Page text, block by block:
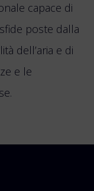
capace di
poste dalla
dell’aria e di
e le